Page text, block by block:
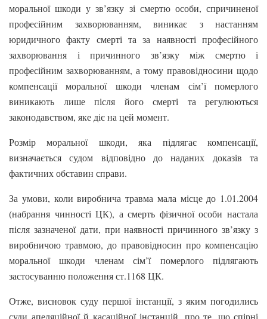
моральної шкоди у зв’язку зі смертю особи, спричиненої
професійним захворюванням, виникає з настанням
юридичного факту смерті та за наявності професійного
захворювання і причинного зв’язку між смертю і
професійним захворюванням, а тому правовідносини щодо
компенсації моральної шкоди членам сім’ї померлого
виникають лише після його смерті та регулюються
законодавством, яке діє на цей момент.
Розмір моральної шкоди, яка підлягає компенсації,
визначається судом відповідно до наданих доказів та
фактичних обставин справи.
За умови, коли виробнича травма мала місце до 1.01.2004
(набрання чинності ЦК), а смерть фізичної особи настала
після зазначеної дати, при наявності причинного зв’язку з
виробничою травмою, до правовідносин про компенсацію
моральної шкоди членам сім’ї померлого підлягають
застосуванню положення ст.1168 ЦК.
Отже, висновок суду першої інстанції, з яким погодились
суди апеляційної й касаційної інстанцій, про те, що спірні